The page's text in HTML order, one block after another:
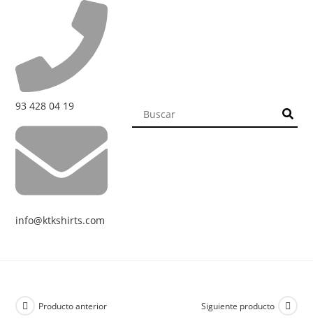
93 428 04 19
info@ktkshirts.com
Producto anterior Siguiente producto